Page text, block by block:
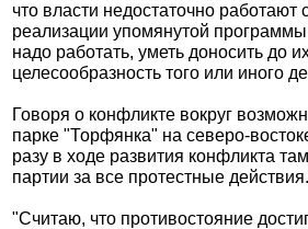
что власти недостаточно работают
реализации упомянутой
надо работать, уметь доносить до
целесообразность того или иного
Говоря о конфликте вокруг
парке "Торфянка" на северо-
разу в ходе развития конфликта
партии за все протестные действия.
"Считаю, что противостояние